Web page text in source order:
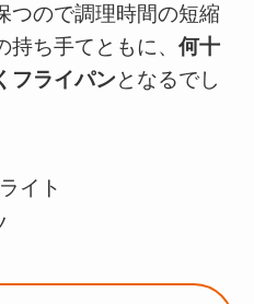
つので調理時間の短縮
ち手てともに、 何十
フライパンとなるでし
イト